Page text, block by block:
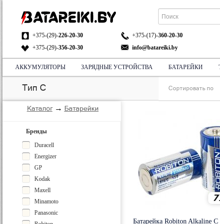
+375-(29)-226-20-30
+375-(29)-356-20-30
+375-(17)-360-20-30
info@batareiki.by
АДРЕС:
АККУМУЛЯТОРЫ ЗАРЯДНЫЕ УСТРОЙСТВА БАТАРЕЙКИ
Тип C Сортировать по
Каталог→ Батарейки
Бренды
Duracell
Energizer
GP
Kodak
Maxell
Minamoto
Panasonic
Батарейка Robiton Alkaline